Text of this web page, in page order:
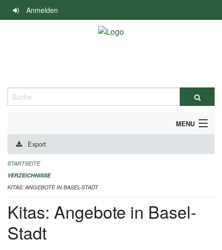
Navigation
überspringen
Anmelden
Suche
MENU
ALLGEMEINE INFORMATIONEN
IMPRESSUM
Export
STARTSEITE
VERZEICHNISSE
KITAS: ANGEBOTE IN BASEL-STADT
Kitas: Angebote in Basel-
Stadt